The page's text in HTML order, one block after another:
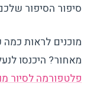
סיפור הסיפור
מוכנים לראות
מאחור? היכנסו
פלטפורמה לסיור